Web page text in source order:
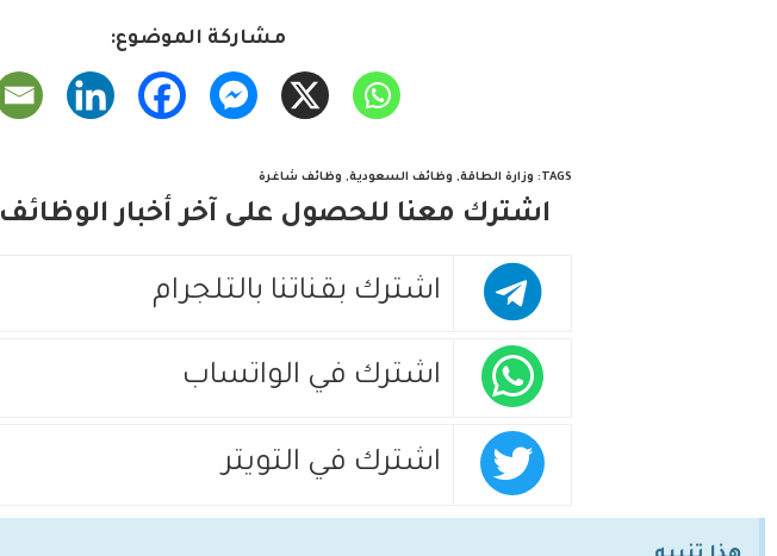
مشاركة الموضوع:
TAGS
: وزارة الطاقة, وظائف السعودية, وظائف شاغرة
اشترك معنا للحصول على آخر أخبار الوظائف
اشترك بقناتنا بالتلجرام
اشترك في الواتساب
اشترك في التويتر